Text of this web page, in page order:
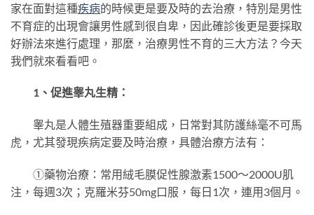
家在面對這種疾病的時候更是要及時的去治療，特別是男性
不育症的出現會讓男性感到很自卑，因此確診後更是要採取
好辦法來進行處理，那麼，治療男性不育的三大方法？今天
我們就來看看吧。
1、促進睾丸生精：
睾丸是人體生殖器重要組成，日常對其防護絲毫不可馬
虎，尤其發現疾病定要及時治療，具體治療方法有：
①藥物治療：常用絨毛膜促性腺激素1500～2000U肌
注，每週3次；克羅米芬50mg口服，每日1次，連用3個月。